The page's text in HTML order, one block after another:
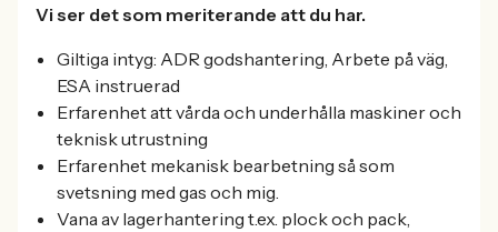
Vi ser det som meriterande att du har.
Giltiga intyg: ADR godshantering, Arbete på väg,
ESA instruerad
Erfarenhet att vårda och underhålla maskiner och
teknisk utrustning
Erfarenhet mekanisk bearbetning så som
svetsning med gas och mig.
Vana av lagerhantering t.ex. plock och pack,